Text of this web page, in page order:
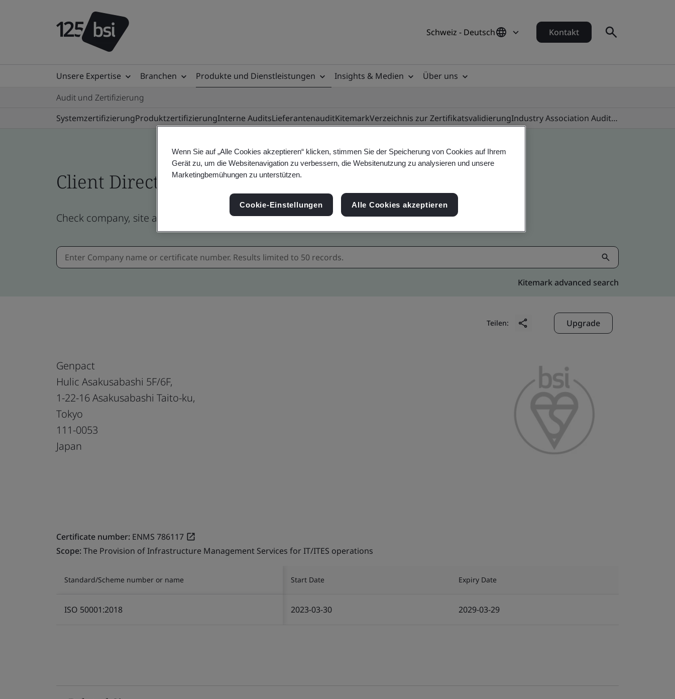
Schweiz - Deutsch Kontakt
Unsere Expertise Branchen Produkte und Dienstleistungen Insights & Medien
Über uns
Audit und Zertifizierung
SystemzertifizierungProduktzertifizierungInterne AuditsLieferantenauditKitemarkVerzeichnis zur Zertifikatsvalidierung Industry Association Audit Programmes
Client Directory profile
Check company, site and product certificates - Validation and Verification, Swiss and global companies
Kitemark advanced search
Teilen: Upgrade
Genpact
Hulic Asakusabashi 5F/6F,
1-22-16 Asakusabashi Taito-ku,
Tokyo
111-0053
Japan
Certificate number: ENMS 786117
Scope:The Provision of Infrastructure Management Services for IT/ITES operations
Standard/Scheme number or name Start Date Expiry Date
ISO 50001:2018 2023-03-30 2029-03-29
Wenn Sie auf „Alle Cookies akzeptieren“ klicken, stimmen Sie der Speicherung von Cookies auf Ihrem
Gerät zu, um die Websitenavigation zu verbessern, die Websitenutzung zu analysieren und unsere
Marketingbemühungen zu unterstützen.
Cookie-Einstellungen Alle Cookies akzeptieren